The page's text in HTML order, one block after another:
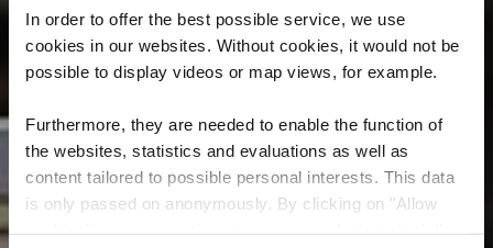
In order to offer the best possible service, we use
cookies in our websites. Without cookies, it would not be
possible to display videos or map views, for example.
Furthermore, they are needed to enable the function of
the websites, statistics and evaluations as well as
content tailored to possible personal interests. This data
is only passed on anonymously. By clicking on "Allow
Museum der
Cockerillmine im